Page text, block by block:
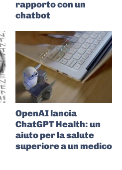
rapporto con un
chatbot
OpenAI lancia
ChatGPT Health: un
aiuto per la salute
superiore a un medico